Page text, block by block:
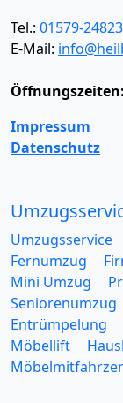
Tel.: 01579-
E-Mail:
Öffnungszeiten:
Impressum
Datenschutz
Umzugsservice
Fernumzug
Mini Umzug
Seniorenumzug
Entrümpelung
Möbellift